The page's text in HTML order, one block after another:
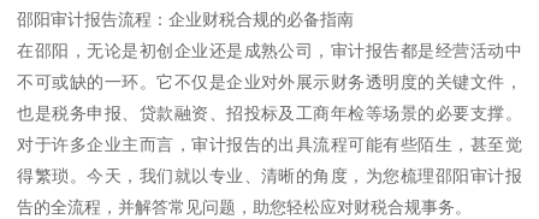
邵阳审计报告流程：企业财税合规的必备指南
在邵阳，无论是初创企业还是成熟公司，审计报告都是经营活动中
不可或缺的一环。它不仅是企业对外展示财务透明度的关键文件，
也是税务申报、贷款融资、招投标及工商年检等场景的必要支撑。
对于许多企业主而言，审计报告的出具流程可能有些陌生，甚至觉
得繁琐。今天，我们就以专业、清晰的角度，为您梳理邵阳审计报
告的全流程，并解答常见问题，助您轻松应对财税合规事务。